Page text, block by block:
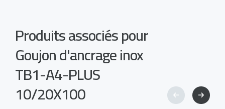
Produits associés pour
Goujon d'ancrage inox
TB1-A4-PLUS
10/20X100